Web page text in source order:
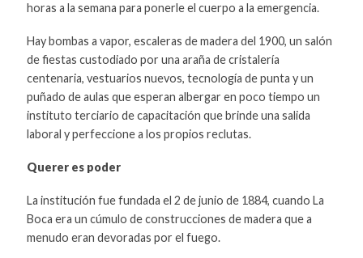
horas a la semana para ponerle el cuerpo a la emergencia.
Hay bombas a vapor, escaleras de madera del 1900, un salón
de fiestas custodiado por una araña de cristalería
centenaria, vestuarios nuevos, tecnología de punta y un
puñado de aulas que esperan albergar en poco tiempo un
instituto terciario de capacitación que brinde una salida
laboral y perfeccione a los propios reclutas.
Querer es poder
La institución fue fundada el 2 de junio de 1884, cuando La
Boca era un cúmulo de construcciones de madera que a
menudo eran devoradas por el fuego.